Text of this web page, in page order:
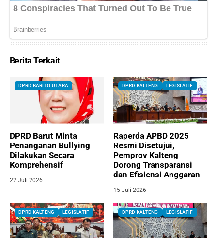
Berita Terkait
DPRD BARITO UTARA
DPRD Barut Minta
Penanganan Bullying
Dilakukan Secara
Komprehensif
22 Juli 2026
DPRD KALTENG LEGISLATIF
Raperda APBD 2025
Resmi Disetujui,
Pemprov Kalteng
Dorong Transparansi
dan Efisiensi Anggaran
15 Juli 2026
DPRD KALTENG LEGISLATIF DPRD KALTENG LEGISLATIF